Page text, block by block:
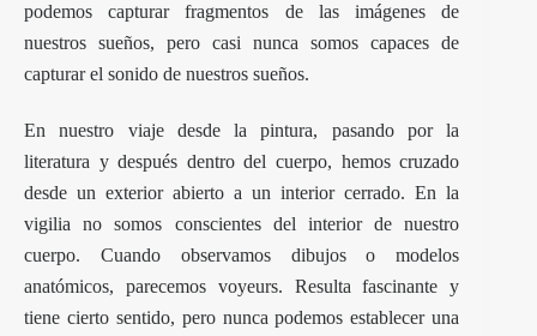
podemos capturar fragmentos de las imágenes de
nuestros sueños, pero casi nunca somos capaces de
capturar el sonido de nuestros sueños.
En nuestro viaje desde la pintura, pasando por la
literatura y después dentro del cuerpo, hemos cruzado
desde un exterior abierto a un interior cerrado. En la
vigilia no somos conscientes del interior de nuestro
cuerpo. Cuando observamos dibujos o modelos
anatómicos, parecemos voyeurs. Resulta fascinante y
tiene cierto sentido, pero nunca podemos establecer una